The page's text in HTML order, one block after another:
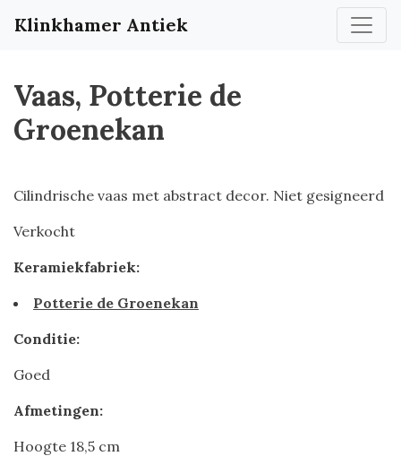
Klinkhamer Antiek
Vaas, Potterie de
Groenekan
Cilindrische vaas met abstract decor. Niet gesigneerd
Verkocht
Keramiekfabriek:
Potterie de Groenekan
Conditie:
Goed
Afmetingen:
Hoogte 18,5 cm